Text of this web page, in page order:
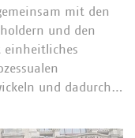
mit den
und den
einheitliches
und dadurch…